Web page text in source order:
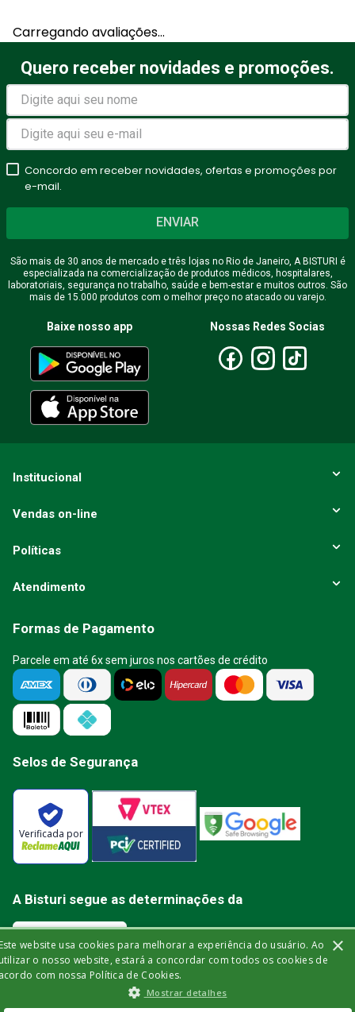
Carregando avaliações…
Quero receber novidades e promoções.
Concordo em receber novidades, ofertas e promoções por
e-mail.
ENVIAR
São mais de 30 anos de mercado e três lojas no Rio de Janeiro, A BISTURI é
especializada na comercialização de produtos médicos, hospitalares,
laboratoriais, segurança no trabalho, saúde e bem-estar e muitos outros. São
mais de 15.000 produtos com o melhor preço no atacado ou varejo.
Baixe nosso app Nossas Redes Socias
Institucional
Vendas on-line
Políticas
Atendimento
Formas de Pagamento
Parcele em até 6x sem juros nos cartões de crédito
Selos de Segurança
Verificada por
A Bisturi segue as determinações da
Bisturi Distribuidora de Material Hospitalar Ltda | Rua Miguel de Frias, 150 -
loja | Icaraí | Niterói - Rio de Janeiro | CEP: 24.220-003 | CNPJ: 32.561.144/0001-
03 | Insc. Est.: 84.147.982 | Telefone: (21) 2606-1709. © 2021 bisturi.com.br.
×
website usa cookies para melhorar a experiência do usuário. Ao
o nosso website, estará a concordar com todos os cookies de
com nossa Política de Cookies.
Mostrar detalhes